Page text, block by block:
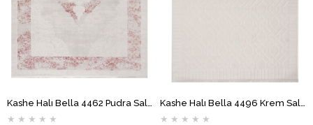
Kashe Halı Bella 4462 Pudra Salon Halısı Oturma Odası Halısı Koridor Halısı Mutfak Halısı Modern Makine Halısı
★ ★ ★ ★ ★
Kashe Halı Bella 4496 Krem Salon Halısı Oturma Odası Halısı Koridor Halısı Mutfak Halısı Modern Makine Halısı
★ ★ ★ ★ ★